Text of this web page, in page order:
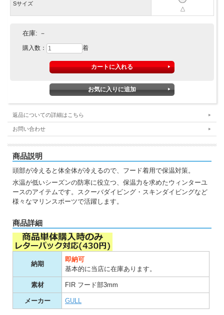
Sサイズ
△
在庫: －
購入数： 着
返品についての詳細はこちら
お問い合わせ
商品説明
頭部が冷えると体全体が冷えるので、フード着用で保温対策。
水温が低いシーズンの防寒に役立つ、保温力を求めたウィンターユ
ースのアイテムです。スクーバダイビング・スキンダイビングなど
様々なマリンスポーツで活躍します。
商品詳細
納期
即納可
基本的に当店に在庫あります。
素材 FIR フード部3mm
メーカー GULL